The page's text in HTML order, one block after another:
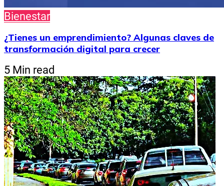
Bienestar
¿Tienes un emprendimiento? Algunas claves de
transformación digital para crecer
5 Min read